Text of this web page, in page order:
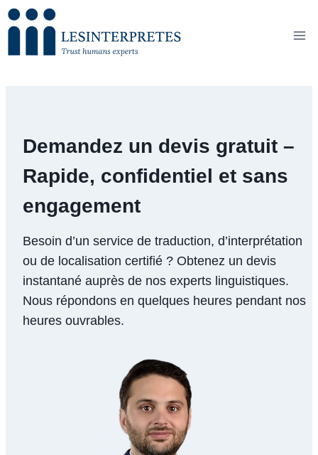
Skip
Demandez un devis gratuit –
Rapide, confidentiel et sans
engagement
Besoin d’un service de traduction, d’interprétation
ou de localisation certifié ? Obtenez un devis
instantané auprès de nos experts linguistiques.
Nous répondons en quelques heures pendant nos
heures ouvrables.